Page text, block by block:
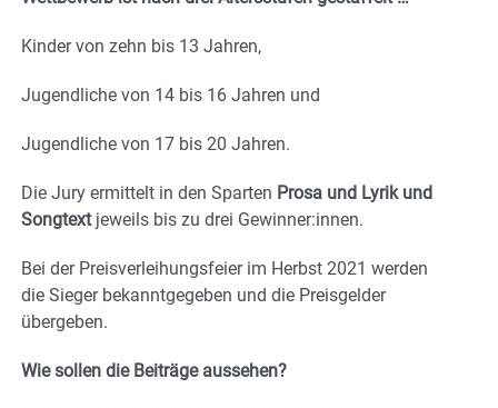
Kinder von zehn bis 13 Jahren,
Jugendliche von 14 bis 16 Jahren und
Jugendliche von 17 bis 20 Jahren.
Die Jury ermittelt in den Sparten Prosa und Lyrik und
Songtextjeweils bis zu drei Gewinner:innen.
Bei der Preisverleihungsfeier im Herbst 2021 werden
die Sieger bekanntgegeben und die Preisgelder
übergeben.
Wie sollen die Beiträge aussehen?